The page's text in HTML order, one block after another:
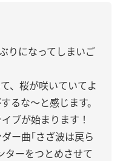
りになってしまいご
、桜が咲いていてよ
るな〜と感じます。
ブが始まります！
ー曲｢さざ波は戻ら
ターをつとめさせて